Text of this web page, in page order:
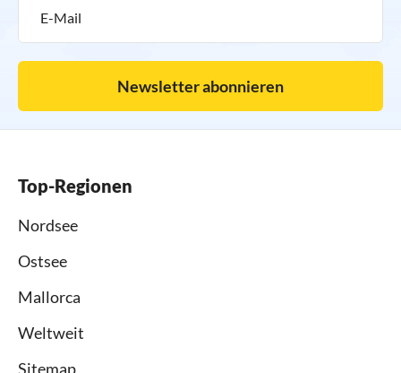
Newsletter abonnieren
Top-Regionen
Nordsee
Ostsee
Mallorca
Weltweit
Sitemap